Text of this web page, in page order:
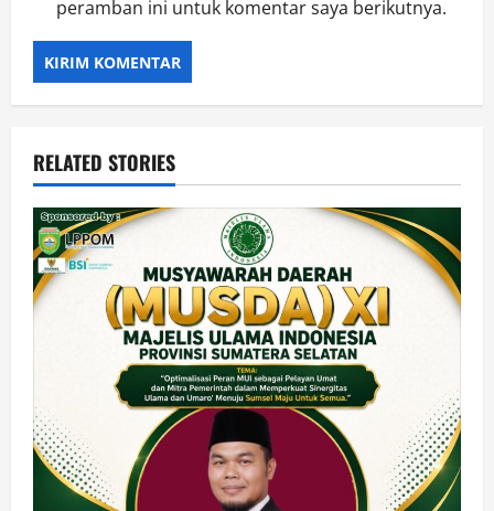
peramban ini untuk komentar saya berikutnya.
RELATED STORIES